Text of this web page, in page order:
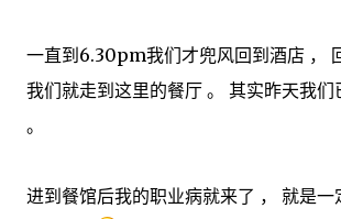
一直到6.30pm我们才兜风回到酒店 ，
我们就走到这里的餐厅 。 其实昨天我们
。
进到餐馆后我的职业病就来了 ， 就是